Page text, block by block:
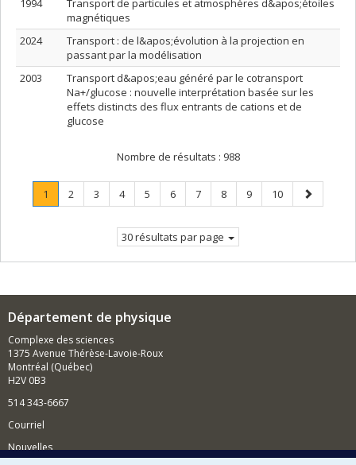
1994
Transport de particules et atmosphères d&apos;étoiles
magnétiques
2024
Transport : de l&apos;évolution à la projection en
passant par la modélisation
2003
Transport d&apos;eau généré par le cotransport
Na+/glucose : nouvelle interprétation basée sur les
effets distincts des flux entrants de cations et de
glucose
Nombre de résultats : 988
Page
1
Page
Page
2 Page
3 Page
4 Page
5 Page
6 Page
7 Page
8 Page
9 Page
10
Page
suivante
30 résultats par page
Département de physique
Complexe des sciences
1375 Avenue Thérèse-Lavoie-Roux
Montréal (Québec)
H2V 0B3
514 343-6667
Courriel
Nouvelles